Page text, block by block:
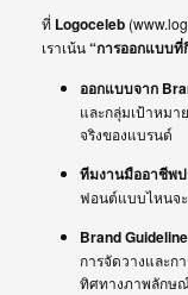
ที่ Logoceleb
เราเน้น“การออกแบบที่
ออกแบบจาก
และกลุ่มเป้าหม
จริงของแบรนด์
ทีมงานมืออาชีพ
ฟอนต์แบบไหนจ
Brand
การจัดวางและก
ทิศทางภาพลักษ